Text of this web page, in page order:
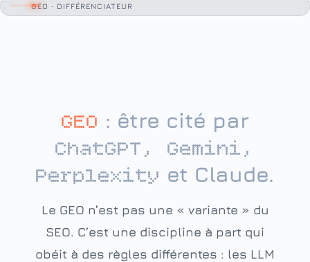
GEO · DIFFÉRENCIATEUR
GEO : être cité par
ChatGPT, Gemini,
Perplexity et Claude.
Le GEO n’est pas une « variante » du
SEO. C’est une discipline à part qui
obéit à des règles différentes : les LLM